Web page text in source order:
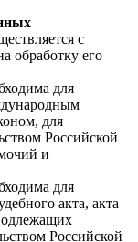
с
обработку его
для
для
Российской
и
для
акта, акта
Российской